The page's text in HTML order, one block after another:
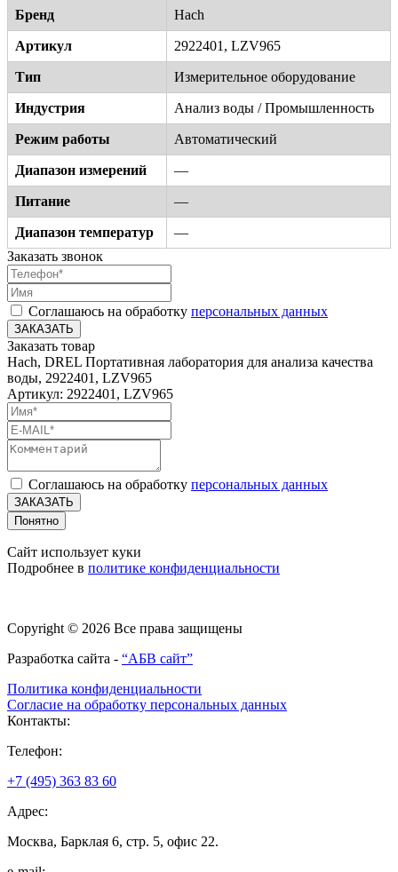
Бренд
Hach
Артикул 2922401, LZV965
Тип Измерительное оборудование
Индустрия Анализ воды / Промышленность
Режим работы Автоматический
Диапазон измерений —
Питание —
Диапазон температур
—
Заказать звонок
Соглашаюсь на обработку персональных данных
ЗАКАЗАТЬ
Заказать товар
Hach, DREL Портативная лаборатория для анализа качества
воды, 2922401, LZV965
Артикул: 2922401, LZV965
Соглашаюсь на обработку персональных данных
ЗАКАЗАТЬ
Понятно
Сайт использует куки
Подробнее в политике конфиденциальности
Copyright © 2026 Все права защищены
Разработка сайта - “АБВ сайт”
Политика конфиденциальности
Согласие на обработку персональных данных
Контакты:
Телефон:
+7 (495) 363 83 60
Адрес:
Москва, Барклая 6, стр. 5, офис 22.